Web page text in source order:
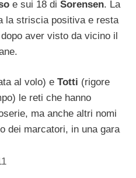
e sui 18 di Sorensen. La
la striscia positiva e resta
aver visto da vicino il
al volo) e Totti (rigore
le reti che hanno
ma anche altri nomi
dei marcatori, in una gara